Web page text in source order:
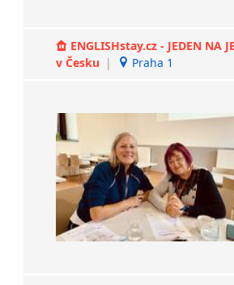
ENGLISHstay.cz - JEDEN
v Česku | Praha 1